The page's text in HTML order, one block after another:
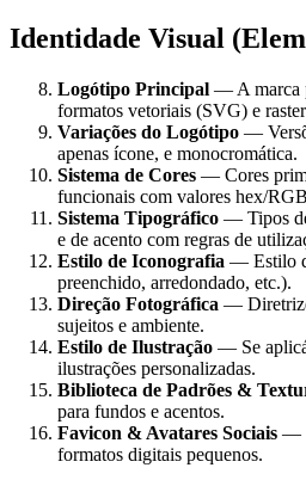
Identidade Visual
Logótipo Principal — A marca
formatos vetoriais (SVG) e
Variações do Logótipo —
apenas ícone, e monocromática.
Sistema de Cores — Cores
funcionais com valores hex/
Sistema Tipográfico — Tipos
e de acento com regras de
Estilo de Iconografia — Estilo
preenchido, arredondado, etc.).
Direção Fotográfica —
sujeitos e ambiente.
Estilo de Ilustração — Se
ilustrações personalizadas.
Biblioteca de Padrões &
para fundos e acentos.
Favicon & Avatares Sociais —
formatos digitais pequenos.